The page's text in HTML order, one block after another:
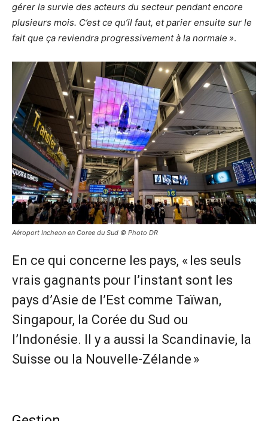
gérer la survie des acteurs du secteur pendant encore
plusieurs mois. C’est ce qu’il faut, et parier ensuite sur le
fait que ça reviendra progressivement à la normale ».
Aéroport Incheon en Coree du Sud © Photo DR
En ce qui concerne les pays, « les seuls
vrais gagnants pour l’instant sont les
pays d’Asie de l’Est comme Taïwan,
Singapour, la Corée du Sud ou
l’Indonésie. Il y a aussi la Scandinavie, la
Suisse ou la Nouvelle-Zélande »